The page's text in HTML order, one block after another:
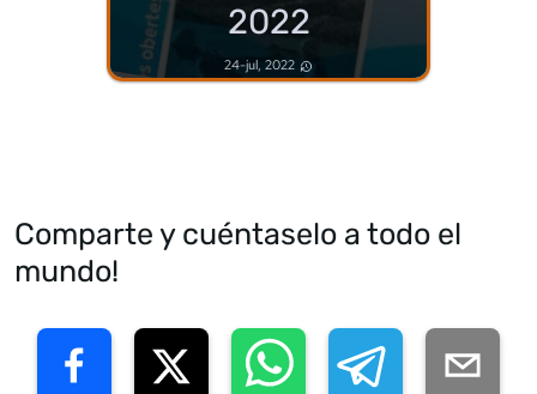
2022
24-jul, 2022
Comparte y cuéntaselo a todo el
mundo!